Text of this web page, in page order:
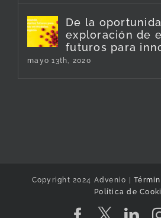
De la
exploración de
futuros para
mayo 13th, 2020
Copyright 2024 Advenio |
Política de
Facebook
Twitter